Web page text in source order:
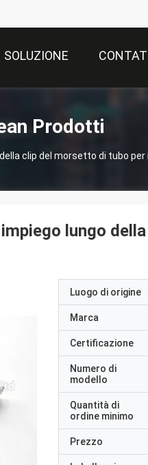
SOLUZIONE
Prodotti
clip del morsetto di tubo per
lungo
Luogo di origine
Marca
Certificazione
Numero di
modello
Quantità di
ordine minimo
Prezzo